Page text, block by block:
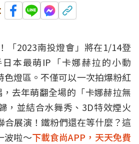
！「2023南投燈會」將在1/14登
日本最萌IP「卡娜赫拉的小動
色燈區。不僅可以一次拍爆粉紅
去年萌翻全場的「卡娜赫拉無
，並結合水舞秀、3D特效煙火
合展演！鐵粉們還在等什麼？這
波啦～下載食尚APP，天天免費